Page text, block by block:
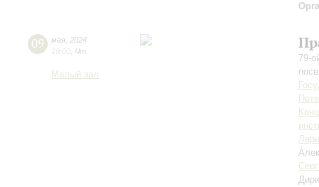
09 мая 2024
19:00 Чт
Малый зал
79-